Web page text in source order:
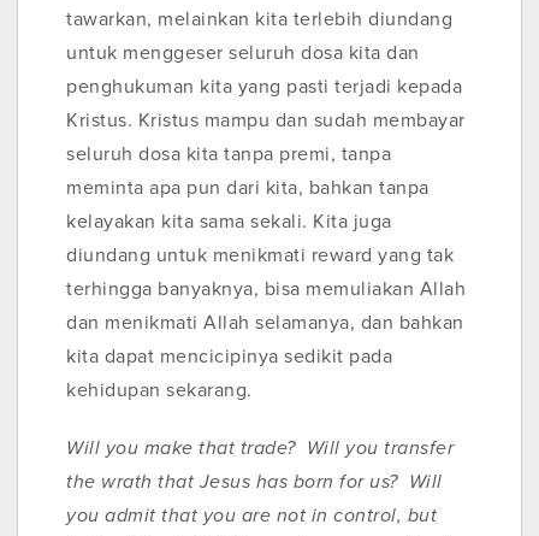
tawarkan, melainkan kita terlebih diundang
untuk menggeser seluruh dosa kita dan
penghukuman kita yang pasti terjadi kepada
Kristus. Kristus mampu dan sudah membayar
seluruh dosa kita tanpa premi, tanpa
meminta apa pun dari kita, bahkan tanpa
kelayakan kita sama sekali. Kita juga
diundang untuk menikmati reward yang tak
terhingga banyaknya, bisa memuliakan Allah
dan menikmati Allah selamanya, dan bahkan
kita dapat mencicipinya sedikit pada
kehidupan sekarang.
Will you make that trade? Will you transfer
the wrath that Jesus has born for us? Will
you admit that you are not in control, but